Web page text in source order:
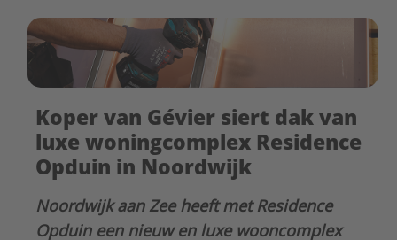
Koper van Gévier siert dak van
luxe woningcomplex Residence
Opduin in Noordwijk
Noordwijk aan Zee heeft met Residence
Opduin een nieuw en luxe wooncomplex